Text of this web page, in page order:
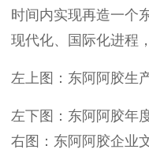
时间内实现再造一个
现代化、国际化进程
左上图：东阿阿胶生
左下图：东阿阿胶年
右图：东阿阿胶企业